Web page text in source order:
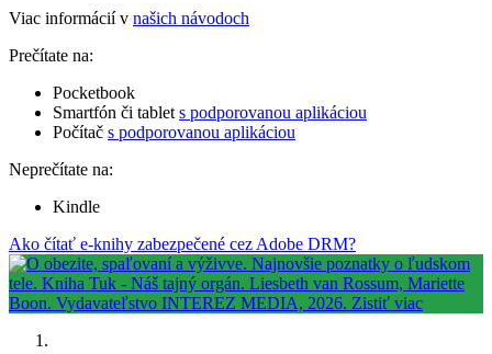
Viac informácií v našich návodoch
Prečítate na:
Pocketbook
Smartfón či tablet s podporovanou aplikáciou
Počítač s podporovanou aplikáciou
Neprečítate na:
Kindle
Ako čítať e-knihy zabezpečené cez Adobe DRM?